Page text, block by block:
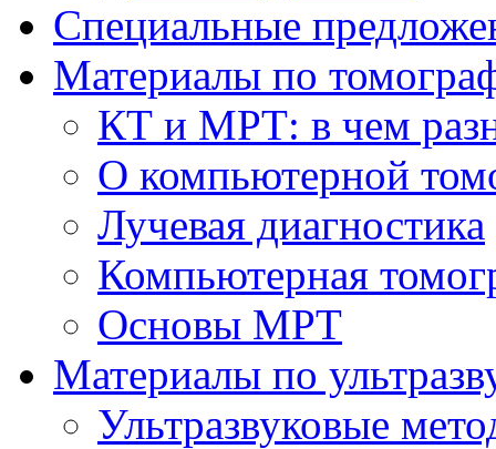
Cпециальные
Материалы по
КТ и МРТ: в чем
О компьютерной
Лучевая диагностика
Компьютерная
Основы МРТ
Материалы по
Ультразвуковые